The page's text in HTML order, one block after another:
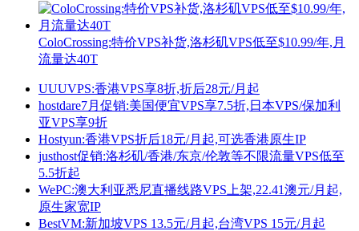
ColoCrossing:特价VPS补货,洛杉矶VPS低至$10.99/年,月
流量达40T
UUUVPS:香港VPS享8折,折后28元/月起
hostdare7月促销:美国便宜VPS享7.5折,日本VPS/保加利
亚VPS享9折
Hostyun:香港VPS折后18元/月起,可选香港原生IP
justhost促销:洛杉矶/香港/东京/伦敦等不限流量VPS低至
5.5折起
WePC:澳大利亚悉尼直播线路VPS上架,22.41澳元/月起,
原生家宽IP
BestVM:新加坡VPS 13.5元/月起,台湾VPS 15元/月起